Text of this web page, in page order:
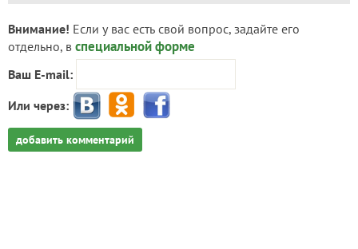
Внимание! Если у вас есть свой вопрос, задайте его
отдельно, в специальной форме
Ваш E-mail:
Или через:
добавить комментарий